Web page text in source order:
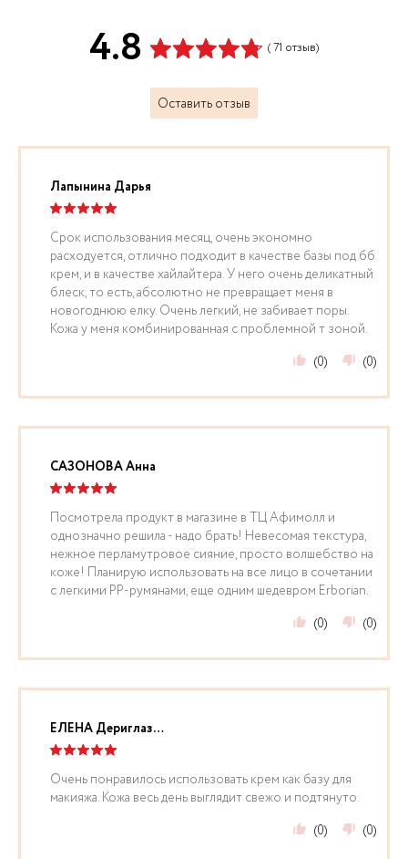
4.8 ( 71 отзыв)
Оставить отзыв
Лапынина Дарья
Срок использования месяц, очень экономно
расходуется, отлично подходит в качестве базы под бб
крем, и в качестве хайлайтера. У него очень деликатный
блеск, то есть, абсолютно не превращает меня в
новогоднюю елку. Очень легкий, не забивает поры.
Кожа у меня комбинированная с проблемной т зоной.
(0)
(0)
САЗОНОВА Анна
Посмотрела продукт в магазине в ТЦ Афимолл и
однозначно решила - надо брать! Невесомая текстура,
нежное перламутровое сияние, просто волшебство на
коже! Планирую использовать на все лицо в сочетании
с легкими PP-румянами, еще одним шедевром Erborian.
(0)
(0)
ЕЛЕНА Дериглазова
Очень понравилось использовать крем как базу для
макияжа. Кожа весь день выглядит свежо и подтянуто.
(0)
(0)